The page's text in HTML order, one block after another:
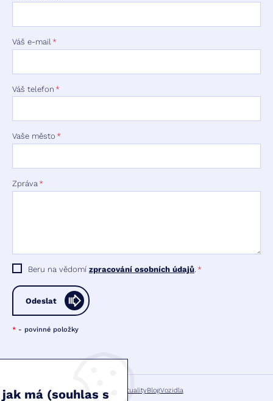
Váš e-mail
Váš telefon
Vaše město
Zpráva
Beru na vědomí zpracování osobních údajů
Odeslat
* - povinné položky
ÚvodFAQ AktualityBlogVozidla
má (souhlas s